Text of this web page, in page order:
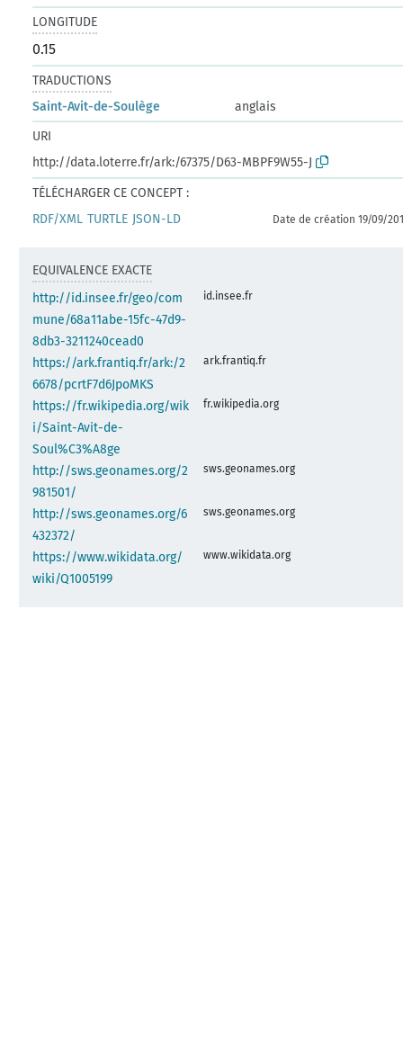
LONGITUDE
0.15
TRADUCTIONS
Saint-Avit-de-Soulège
anglais
URI
http://data.loterre.fr/ark:/67375/D63-MBPF9W55-J
TÉLÉCHARGER CE CONCEPT :
RDF/XML TURTLE JSON-LD Date de création 19/09/
EQUIVALENCE EXACTE
http://id.insee.fr/geo/com
mune/68a11abe-15fc-47d9-
8db3-3211240cead0
id.insee.fr
https://ark.frantiq.fr/ark:/2
6678/pcrtF7d6JpoMKS
ark.frantiq.fr
https://fr.wikipedia.org/wik
i/Saint-Avit-de-
Soul%C3%A8ge
fr.wikipedia.org
http://sws.geonames.org/2
981501/
sws.geonames.org
http://sws.geonames.org/6
432372/
sws.geonames.org
https://www.wikidata.org/
wiki/Q1005199
www.wikidata.org